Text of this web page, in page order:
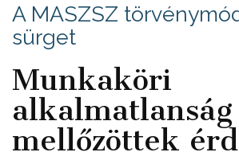
A MASZSZ
sürget
Munkaköri
mellőzöttek